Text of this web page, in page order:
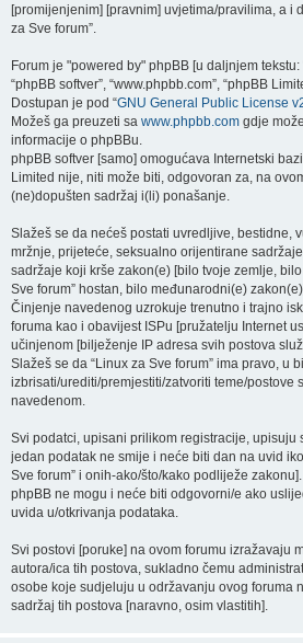
[promijenjenim] [pravnim] uvjetima/pravilima, a i
za Sve forum”.
Forum je "powered by" phpBB [u daljnjem tekstu:
“phpBB softver”, “www.phpbb.com”, “phpBB
Dostupan je pod “GNU General Public License
Možeš ga preuzeti sa www.phpbb.com gdje
informacije o phpBBu.
phpBB softver [samo] omogućava Internetski
Limited nije, niti može biti, odgovoran za, na
(ne)dopušten sadržaj i(li) ponašanje.
Slažeš se da nećeš postati uvredljive, bestidne,
mržnje, prijeteće, seksualno orijentirane
sadržaje koji krše zakon(e) [bilo tvoje zemlje,
Sve forum” hostan, bilo međunarodni(e)
Činjenje navedenog uzrokuje trenutno i trajno
foruma kao i obavijest ISPu [pružatelju Internet
učinjenom [bilježenje IP adresa svih postova
Slažeš se da “Linux za Sve forum” ima pravo, u
izbrisati/urediti/premjestiti/zatvoriti teme/postove
navedenom.
Svi podatci, upisani prilikom registracije, upisuju
jedan podatak ne smije i neće biti dan na uvid
Sve forum” i onih-ako/što/kako podliježe
phpBB ne mogu i neće biti odgovorni/e ako
uvida u/otkrivanja podataka.
Svi postovi [poruke] na ovom forumu izražavaju
autora/ica tih postova, sukladno čemu
osobe koje sudjeluju u održavanju ovog foruma
sadržaj tih postova [naravno, osim vlastitih].